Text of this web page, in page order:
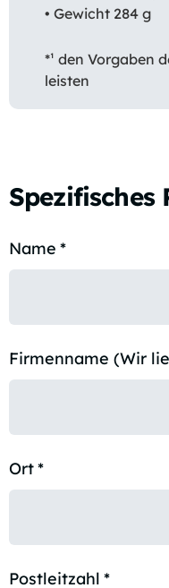
• Gewicht 284 g
*¹ den Vorgaben
leisten
Name *
Firmenname (Wir
Ort*
Postleitzahl *